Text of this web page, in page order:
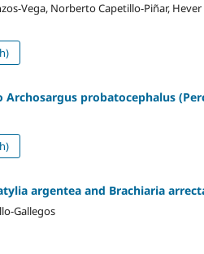
Vega, Norberto Capetillo-Piñar,
probatocephalus
argentea and Brachiaria
Gallegos